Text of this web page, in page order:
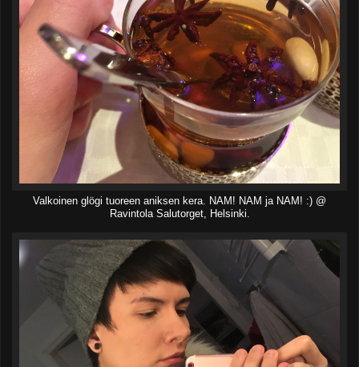
Valkoinen glögi tuoreen aniksen kera. NAM! NAM ja NAM! :) @
Ravintola Salutorget, Helsinki.